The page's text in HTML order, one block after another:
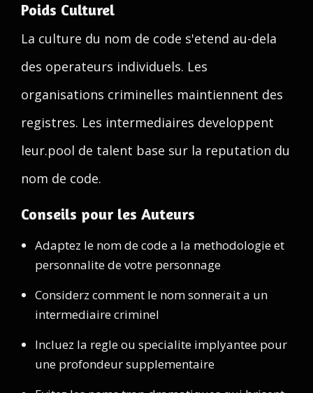
Poids Culturel
La culture du nom de code s'etend au-dela
des operateurs individuels. Les
organisations criminelles maintiennent des
registres. Les intermediaires developpent
leur.pool de talent base sur la reputation du
nom de code.
Conseils pour les Auteurs
Adaptez le nom de code a la methodologie et
personnalite de votre personnage
Considerz comment le nom sonnerait a un
intermediaire criminel
Incluez la regle ou specialite implyantee pour
une profondeur supplementaire